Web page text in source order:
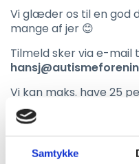
Samtykke
Vi glæder os til en god
mange af jer 😊
Tilmeld sker via e-mail
Vi kan maks. have 25
vent ikke for lang tid